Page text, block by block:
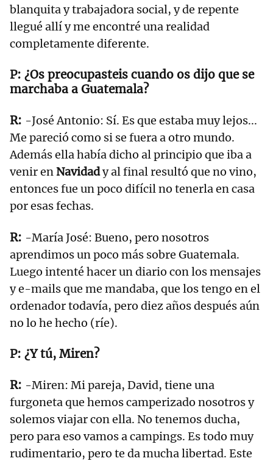
blanquita y trabajadora social, y de repente
llegué allí y me encontré una realidad
completamente diferente.
¿Os preocupasteis cuando os dijo que se
marchaba a Guatemala?
-José Antonio: Sí. Es que estaba muy lejos...
Me pareció como si se fuera a otro mundo.
Además ella había dicho al principio que iba a
venir en Navidady al final resultó que no vino,
entonces fue un poco difícil no tenerla en casa
por esas fechas.
-María José: Bueno, pero nosotros
aprendimos un poco más sobre Guatemala.
Luego intenté hacer un diario con los mensajes
y e-mails que me mandaba, que los tengo en el
ordenador todavía, pero diez años después aún
no lo he hecho (ríe).
¿Y tú, Miren?
-Miren: Mi pareja, David, tiene una
furgoneta que hemos camperizado nosotros y
solemos viajar con ella. No tenemos ducha,
pero para eso vamos a campings. Es todo muy
rudimentario, pero te da mucha libertad. Este